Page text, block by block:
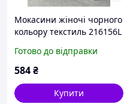
Мокасини жіночі чорного
кольору текстиль 216156L
Готово до відправки
584₴
Купити